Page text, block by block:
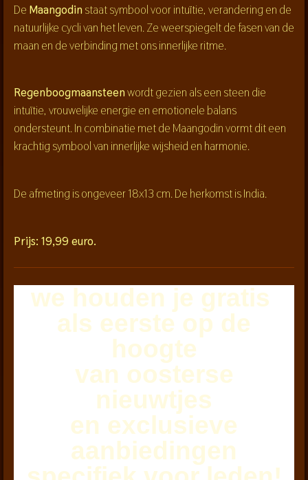
De Maangodinstaat symbool voor intuïtie, verandering en de
natuurlijke cycli van het leven. Ze weerspiegelt de fasen van de
maan en de verbinding met ons innerlijke ritme.
Regenboogmaansteenwordt gezien als een steen die
intuïtie, vrouwelijke energie en emotionele balans
ondersteunt. In combinatie met de Maangodin vormt dit een
krachtig symbool van innerlijke wijsheid en harmonie.
De afmeting is ongeveer 18x13 cm. De herkomst is India.
Prijs: 19,99 euro.
we houden je gratis
als eerste op de
hoogte
van oosterse
nieuwtjes
en exclusieve
aanbiedingen